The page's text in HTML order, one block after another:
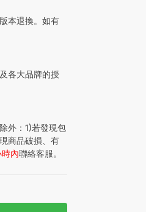
本退換。如有
各大品牌的授
外：1)若發現包
商品破損、有
內聯絡客服。